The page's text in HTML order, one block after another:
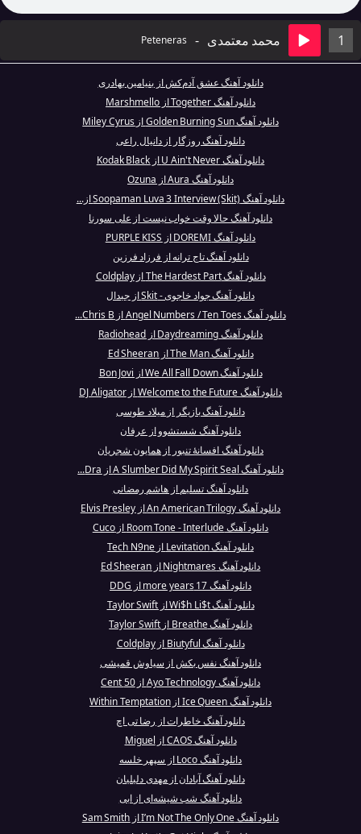
1 محمد معتمدی -
Peteneras
دانلود آهنگ عشق آدم‌کش از بنیامین بهادری
دانلود آهنگ Together از Marshmello
دانلود آهنگ Golden Burning Sun از Miley Cyrus
دانلود آهنگ روزگار از دانیال راعی
دانلود آهنگ U Ain't Never از Kodak Black
دانلود آهنگ Aura از Ozuna
دانلود آهنگ Soopaman Luva 3 Interview (Skit) از...
دانلود آهنگ حالا وقت خواب نیست از علی سورنا
دانلود آهنگ DOREMI از PURPLE KISS
دانلود آهنگ تاج ترانه از فرزاد فرزین
دانلود آهنگ The Hardest Part از Coldplay
دانلود آهنگ جواد خاجوی - Skit از جیدال
دانلود آهنگ Angel Numbers / Ten Toes از Chris B...
دانلود آهنگ Daydreaming از Radiohead
دانلود آهنگ The Man از Ed Sheeran
دانلود آهنگ We All Fall Down از Bon Jovi
دانلود آهنگ Welcome to the Future از DJ Aligator
دانلود آهنگ بازیگر از میلاد طوسی
دانلود آهنگ شستشوو از عرفان
دانلود آهنگ افسانهٔ تنبور از همایون شجریان
دانلود آهنگ A Slumber Did My Spirit Seal از Dra...
دانلود آهنگ تسلیم از هاشم رمضانی
دانلود آهنگ An American Trilogy از Elvis Presley
دانلود آهنگ Room Tone - Interlude از Cuco
دانلود آهنگ Levitation از Tech N9ne
دانلود آهنگ Nightmares از Ed Sheeran
دانلود آهنگ 17 more years از DDG
دانلود آهنگ Wi$h Li$t از Taylor Swift
دانلود آهنگ Breathe از Taylor Swift
دانلود آهنگ Biutyful از Coldplay
دانلود آهنگ نفس بکش از سیاوش قمیشی
دانلود آهنگ Ayo Technology از 50 Cent
دانلود آهنگ Ice Queen از Within Temptation
دانلود آهنگ خاطرات از رضا تی اچ
دانلود آهنگ CAOS از Miguel
دانلود آهنگ Loco از سپهر خلسه
دانلود آهنگ آبادان از مهدی دلیلیان
دانلود آهنگ شب شیشه‌ای از ابی
دانلود آهنگ I’m Not The Only One از Sam Smith